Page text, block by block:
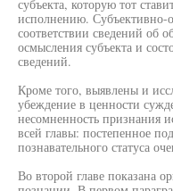
субъекта, которую тот
исполнению. Субъективно-
соответствии сведений об
осмысления субъекта и
сведений.
Кроме того, выявлены и
убеждение в ценности
несомненность признания
всей главы: постепенное
познавательного статуса
Во второй главе показана